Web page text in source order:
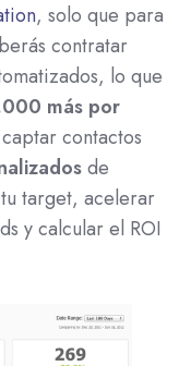
, solo que para
contratar
lo que
más por
contactos
de
target, acelerar
y calcular el ROI